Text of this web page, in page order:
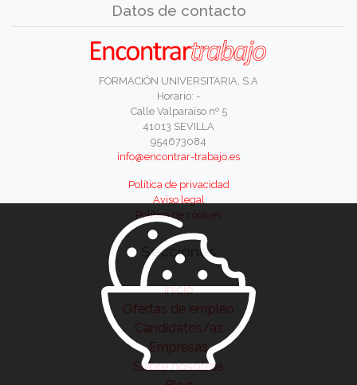
Datos de contacto
FORMACIÓN UNIVERSITARIA, S.A
Horario: -
Calle Valparaíso nº 5
41013 SEVILLA
954673084
info@encontrar-trabajo.es
Política de privacidad
Aviso legal
Política de cookies
Secciones
Inicio
Ofertas de empleo
Candidatos/as
Empresas
Sobre nosotros